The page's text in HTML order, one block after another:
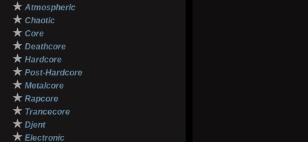
★ Atmospheric
★ Chaotic
★ Core
★ Deathcore
★ Hardcore
★ Post-Hardcore
★ Metalcore
★ Rapcore
★ Trancecore
★ Djent
★ Electronic